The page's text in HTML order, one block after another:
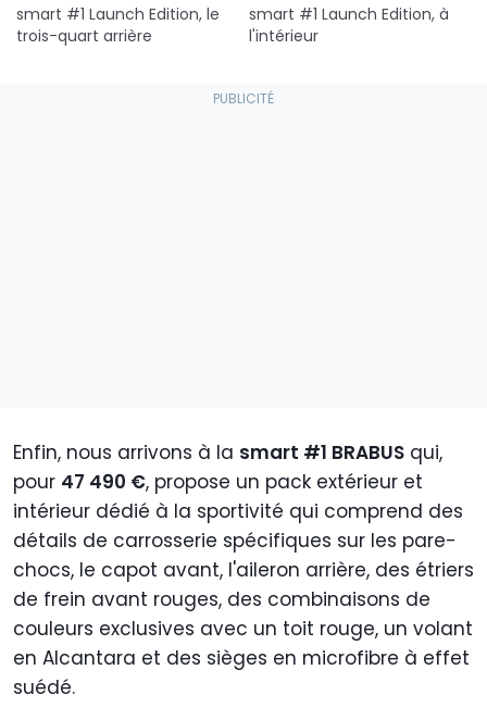
smart #1 Launch Edition, le
trois-quart arrière
smart #1 Launch Edition, à
l'intérieur
Enfin, nous arrivons à la smart #1 BRABUS qui,
pour 47 490 €, propose un pack extérieur et
intérieur dédié à la sportivité qui comprend des
détails de carrosserie spécifiques sur les pare-
chocs, le capot avant, l'aileron arrière, des étriers
de frein avant rouges, des combinaisons de
couleurs exclusives avec un toit rouge, un volant
en Alcantara et des sièges en microfibre à effet
suédé.